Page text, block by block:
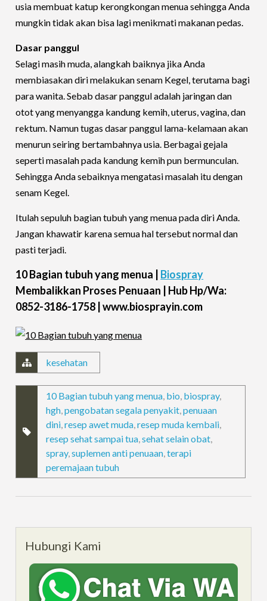
usia membuat katup kerongkongan menua sehingga Anda
mungkin tidak akan bisa lagi menikmati makanan pedas.
Dasar panggul
Selagi masih muda, alangkah baiknya jika Anda
membiasakan diri melakukan senam Kegel, terutama bagi
para wanita. Sebab dasar panggul adalah jaringan dan
otot yang menyangga kandung kemih, uterus, vagina, dan
rektum. Namun tugas dasar panggul lama-kelamaan akan
menurun seiring bertambahnya usia. Berbagai gejala
seperti masalah pada kandung kemih pun bermunculan.
Sehingga Anda sebaiknya mengatasi masalah itu dengan
senam Kegel.
Itulah sepuluh bagian tubuh yang menua pada diri Anda.
Jangan khawatir karena semua hal tersebut normal dan
pasti terjadi.
10 Bagian tubuh yang menua | Biospray
Membalikkan Proses Penuaan | Hub Hp/Wa:
0852-3186-1758 | www.biosprayin.com
kesehatan
10 Bagian tubuh yang menua, bio, biospray,
hgh,pengobatan segala penyakit,penuaan
dini,resep awet muda,resep muda kembali,
resep sehat sampai tua,sehat selain obat,
spray,suplemen anti penuaan,terapi
peremajaan tubuh
Hubungi Kami